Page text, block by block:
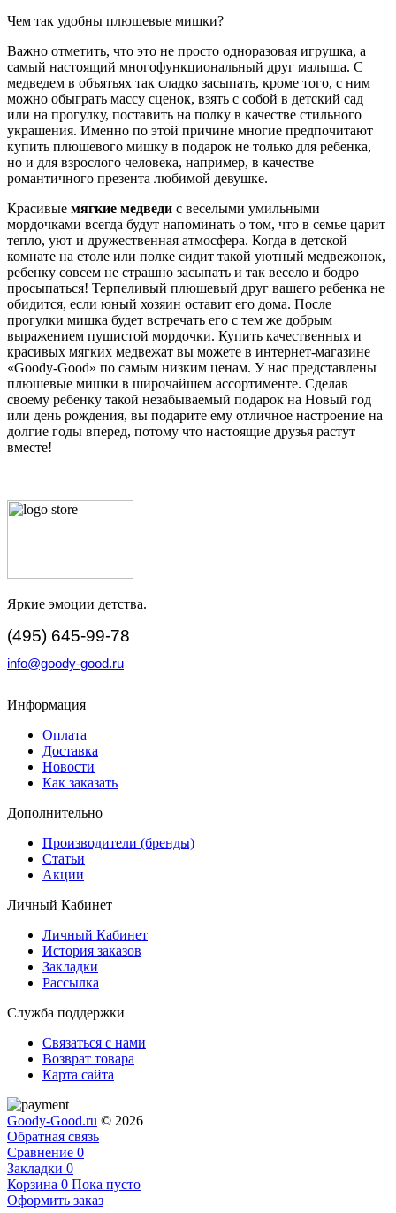
Чем так удобны плюшевые мишки?
Важно отметить, что это не просто одноразовая игрушка, а
самый настоящий многофункциональный друг малыша. С
медведем в объятьях так сладко засыпать, кроме того, с ним
можно обыграть массу сценок, взять с собой в детский сад
или на прогулку, поставить на полку в качестве стильного
украшения. Именно по этой причине многие предпочитают
купить плюшевого мишку в подарок не только для ребенка,
но и для взрослого человека, например, в качестве
романтичного презента любимой девушке.
Красивые мягкие медведи с веселыми умильными
мордочками всегда будут напоминать о том, что в семье царит
тепло, уют и дружественная атмосфера. Когда в детской
комнате на столе или полке сидит такой уютный медвежонок,
ребенку совсем не страшно засыпать и так весело и бодро
просыпаться! Терпеливый плюшевый друг вашего ребенка не
обидится, если юный хозяин оставит его дома. После
прогулки мишка будет встречать его с тем же добрым
выражением пушистой мордочки. Купить качественных и
красивых мягких медвежат вы можете в интернет-магазине
«Goody-Good» по самым низким ценам. У нас представлены
плюшевые мишки в широчайшем ассортименте. Сделав
своему ребенку такой незабываемый подарок на Новый год
или день рождения, вы подарите ему отличное настроение на
долгие годы вперед, потому что настоящие друзья растут
вместе!
Яркие эмоции детства.
(495) 645-99-78
info@goody-good.ru
Информация
Оплата
Доставка
Новости
Как заказать
Дополнительно
Производители (бренды)
Статьи
Акции
Личный Кабинет
Личный Кабинет
История заказов
Закладки
Рассылка
Служба поддержки
Связаться с нами
Возврат товара
Карта сайта
Goody-Good.ru © 2026
Обратная связь
Сравнение 0
Закладки 0
Корзина 0 Пока пусто
Оформить заказ